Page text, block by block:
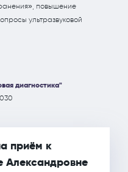
повышение
ультразвуковой
диагностика"
приём к
Александровне